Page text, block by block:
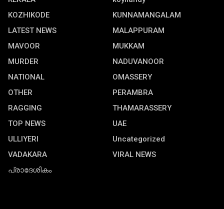
KOZHIKODE
KUNNAMANGALAM
LATEST NEWS
MALAPPURAM
MAVOOR
MUKKAM
MURDER
NADUVANOOR
NATIONAL
OMASSERY
OTHER
PERAMBRA
RAGGING
THAMARASSERY
TOP NEWS
UAE
ULLIYERI
Uncategorized
VADAKARA
VIRAL NEWS
പ്രാദേശികം